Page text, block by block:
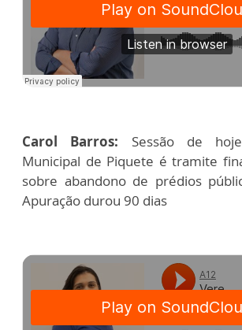
Carol Barros: Sessão de
Municipal de Piquete é tramite
sobre abandono de prédios
Apuração durou 90 dias